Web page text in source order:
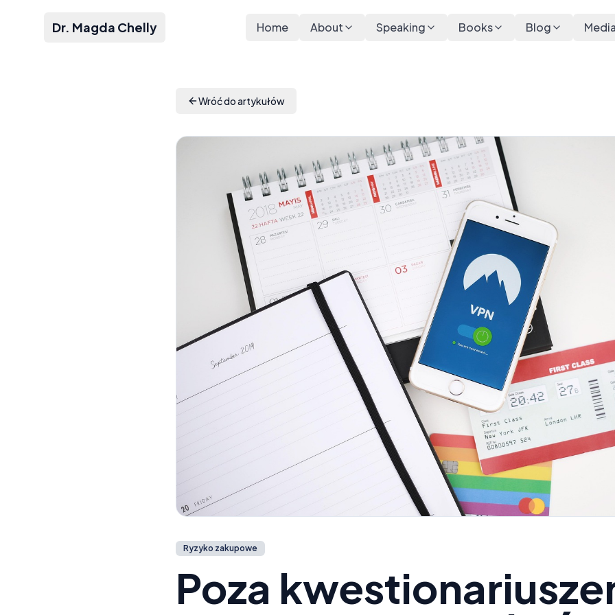
Dr. Magda Chelly Home About Speaking Books Blog
Wróć do artykułów
Ryzyko zakupowe
Poza